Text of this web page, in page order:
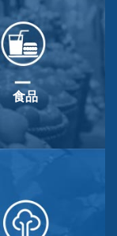
食品